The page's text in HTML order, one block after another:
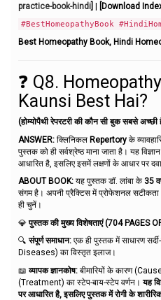
practice-book-hindi | [Download
#BestHomeopathyBook
Best Homeopathy Book, Hindi
❓ Q8.
Kaunsi Best Hai?
(होम्योपैथी रेपरटरी की कौन सी बुक सबसे अच्छी
ANSWER: क्लिनिकल Repertory के
पुस्तक को ही सर्वश्रेष्ठ माना जाता है। यह
आधारित है, इसलिए इसमें लक्षणों के आधार पर
ABOUT BOOK: यह पुस्तक डॉ. लांबा के 35
संगम है। अपनी प्रैक्टिस में प्रोफेशनल
ही चुनें।
💎पुस्तक की मुख्य विशेषताएं (704 PAGES
🔍संपूर्ण समाधान: एक ही पुस्तक में साधारण
Diseases) का विस्तृत इलाज।
📖व्यापक ज्ञानकोष: बीमारियों के कारण
(Treatment) का स्टेप-बाय-स्टेप वर्णन।यह
पर आधारित है, इसलिए पुस्तक में रोगी के